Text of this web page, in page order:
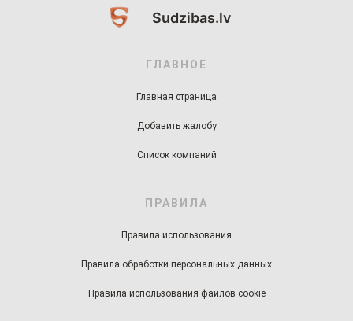
Sudzibas.lv
ГЛАВНОЕ
Главная страница
Добавить жалобу
Список компаний
ПРАВИЛА
Правила использования
Правила обработки персональных данных
Правила использования файлов cookie